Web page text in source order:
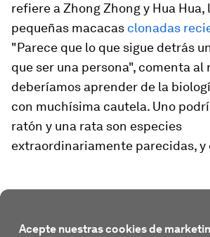
refiere a Zhong Zhong y Hua Hua,
pequeñas macacas clonadas
"Parece que lo que sigue detrás
que ser una persona", comenta al
deberíamos aprender de la
con muchísima cautela. Uno
ratón y una rata son especies
extraordinariamente parecidas, y
Acepte nuestras cookies de